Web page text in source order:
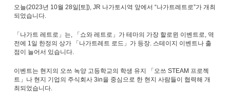
오늘(2023년 10월 28일[토]), JR 나가토시역 앞에서 “나가트레트로”가 개최
되었습니다.
「나가트 레트로」는, 「쇼와 레트로」가 테마의 가장 할로윈 이벤트로, 역
전에 1일 한정의 상가 「나가트레트 로드」가 등장. 스테이지 이벤트나 출
점이 늘어서 있습니다.
이벤트는 현지의 오쓰 녹양 고등학교의 학생 유지 「오쓰 STEAM 프로젝
트」나 현지 기업의 주식회사 3in을 중심으로 한 현지 사람들이 협력해 개
최되었습니다.